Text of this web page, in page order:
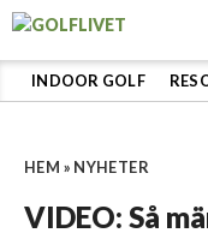
Hoppa
innehållINDOOR GOLF
HEM » NYHETER
VIDEO: Så